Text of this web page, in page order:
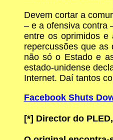
Devem cortar a
– e a ofensiva contra
entre os oprimidos e
repercussões que
não só o Estado e
estado-unidense
Internet. Daí tantos
Facebook Shuts
[*] Director do